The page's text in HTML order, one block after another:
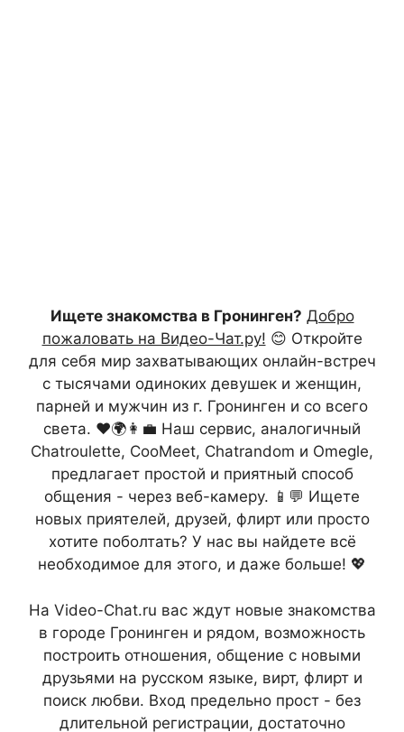
Ищете знакомства в Гронинген? Добро
пожаловать на Видео-Чат.ру! 😊 Откройте
для себя мир захватывающих онлайн-встреч
с тысячами одиноких девушек и женщин,
парней и мужчин из г. Гронинген и со всего
света. ❤️🌍👩‍💼 Наш сервис, аналогичный
Chatroulette, CooMeet, Chatrandom и Omegle,
предлагает простой и приятный способ
общения - через веб-камеру. 📱💬 Ищете
новых приятелей, друзей, флирт или просто
хотите поболтать? У нас вы найдете всё
необходимое для этого, и даже больше! 💖
На Video-Chat.ru вас ждут новые знакомства
в городе Гронинген и рядом, возможность
построить отношения, общение с новыми
друзьями на русском языке, вирт, флирт и
поиск любви. Вход предельно прост - без
длительной регистрации, достаточно